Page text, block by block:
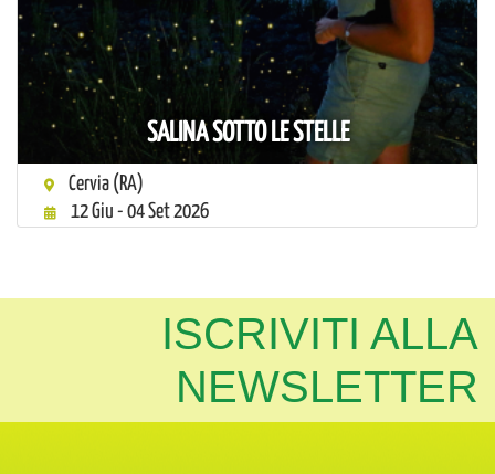
SALINA SOTTO LE STELLE
Cervia (RA)
12 Giu - 04 Set 2026
ISCRIVITI ALLA
NEWSLETTER